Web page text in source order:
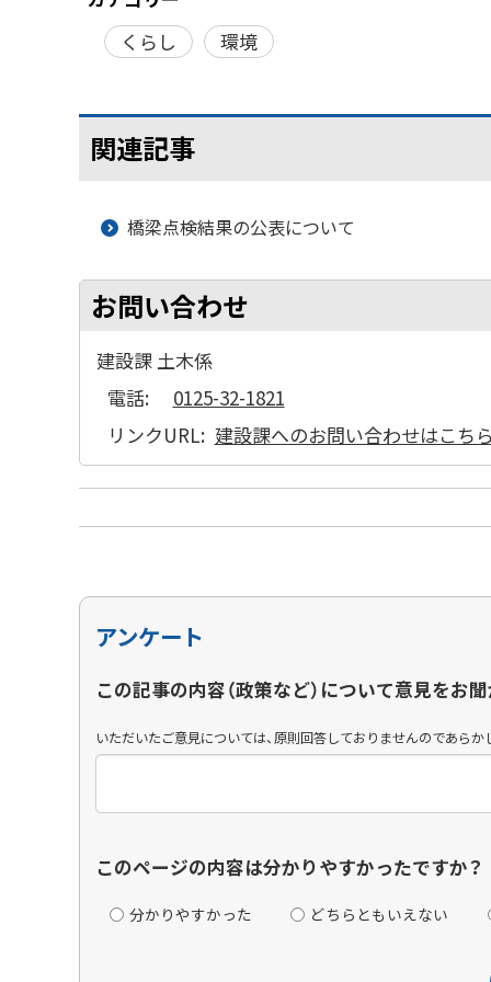
くらし
環境
関連記事
橋梁点検結果の公表について
お問い合わせ
建設課 土木係
電話:
0125-32-1821
リンクURL: 建設課へのお問い合わせはこち
アンケート
この記事の内容（政策など）について意見をお
いただいたご意見については、原則回答しておりませんのであらか
このページの内容は分かりやすかったですか？
分かりやすかった どちらともいえない